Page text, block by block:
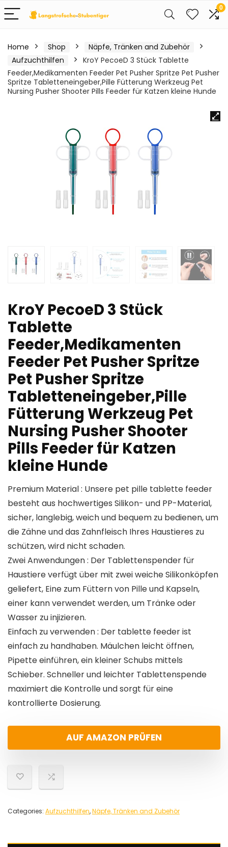
0
Home Shop
Näpfe, Tränken and Zubehör
Aufzuchthilfen
KroY PecoeD 3 Stück Tablette
Feeder,Medikamenten Feeder Pet Pusher Spritze Pet Pusher
Spritze Tabletteneingeber,Pille Fütterung Werkzeug Pet
Nursing Pusher Shooter Pills Feeder für Katzen kleine Hunde
KroY PecoeD 3 Stück
Tablette
Feeder,Medikamenten
Feeder Pet Pusher Spritze
Pet Pusher Spritze
Tabletteneingeber,Pille
Fütterung Werkzeug Pet
Nursing Pusher Shooter
Pills Feeder für Katzen
kleine Hunde
Premium Material : Unsere pet pille tablette feeder
besteht aus hochwertiges Silikon- und PP-Material,
sicher, langlebig, weich und bequem zu bedienen, um
die Zähne und das Zahnfleisch Ihres Haustieres zu
schützen, wird nicht schaden.
Zwei Anwendungen : Der Tablettenspender für
Haustiere verfügt über mit zwei weiche Silikonköpfen
geliefert, Eine zum Füttern von Pille und Kapseln,
einer kann verwendet werden, um Tränke oder
Wasser zu injizieren.
Einfach zu verwenden : Der tablette feeder ist
einfach zu handhaben. Mäulchen leicht öffnen,
Pipette einführen, ein kleiner Schubs mittels
Schieber. Schneller und leichter Tablettenspende
maximiert die Kontrolle und sorgt für eine
kontrollierte Dosierung.
AUF AMAZON PRÜFEN
Categories: Aufzuchthilfen,Näpfe, Tränken and Zubehör